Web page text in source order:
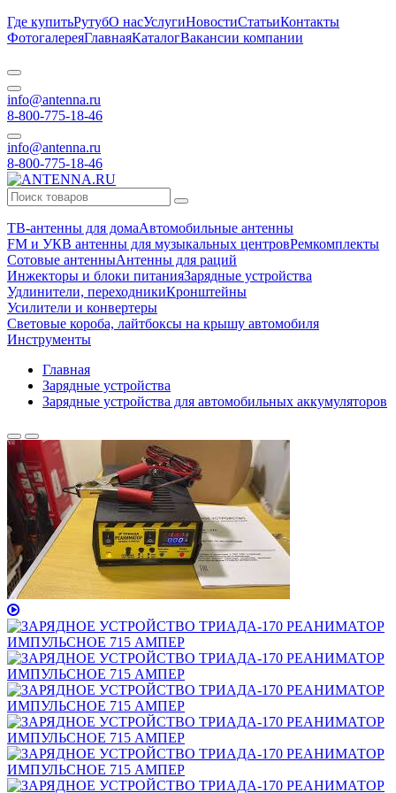
Где купитьРутубО насУслугиНовостиСтатьиКонтакты
ФотогалереяГлавнаяКаталогВакансии компании
info@antenna.ru
8-800-775-18-46
info@antenna.ru
8-800-775-18-46
ТВ-антенны для домаАвтомобильные антенны
FM и УКВ антенны для музыкальных центровРемкомплекты
Сотовые антенныАнтенны для раций
Инжекторы и блоки питанияЗарядные устройства
Удлинители, переходникиКронштейны
Усилители и конвертеры
Световые короба, лайтбоксы на крышу автомобиля
Инструменты
Главная
Зарядные устройства
Зарядные устройства для автомобильных аккумуляторов